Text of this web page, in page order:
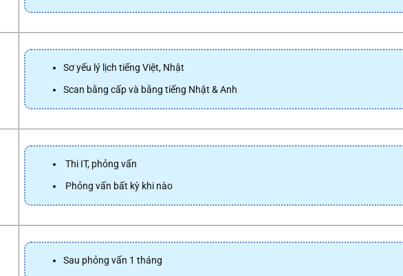
Sơ yếu lý lịch tiếng Việt, Nhật
Scan bằng cấp và bằng tiếng Nhật & Anh
Thi IT, phỏng vấn
Phỏng vấn bất kỳ khi nào
Sau phỏng vấn 1 tháng